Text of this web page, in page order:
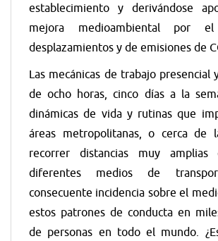
establecimiento y derivándose
mejora medioambiental por
desplazamientos y de emisiones de
Las mecánicas de trabajo presencial
de ocho horas, cinco días a la
dinámicas de vida y rutinas que
áreas metropolitanas, o cerca de
recorrer distancias muy
diferentes medios de
consecuente incidencia sobre el
estos patrones de conducta en
de personas en todo el mundo.